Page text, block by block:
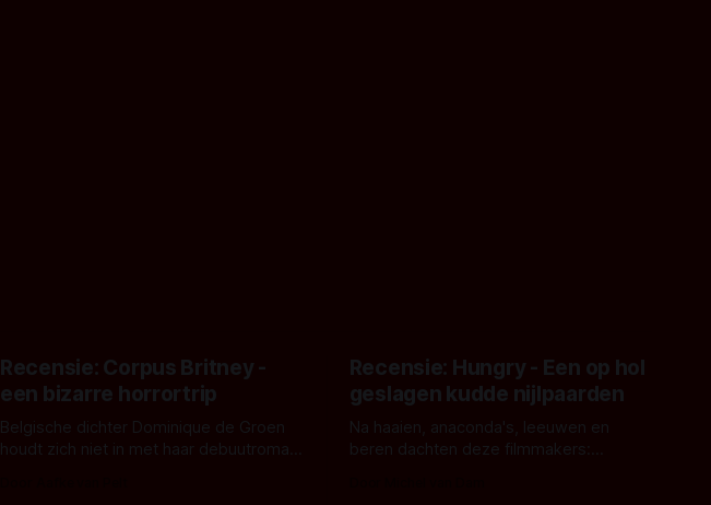
Recensie: Corpus Britney -
een bizarre horrortrip
Belgische dichter Dominique de Groen
houdt zich niet in met haar debuutroman.
Recensie: Hungry - Een op hol
geslagen kudde nijlpaarden
Na haaien, anaconda's, leeuwen en
beren dachten deze filmmakers: